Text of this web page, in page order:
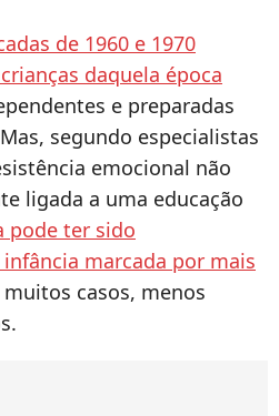
de 1960 e 1970
daquela época
e preparadas
segundo especialistas
emocional não
ligada a uma educação
pode ter sido
marcada por mais
casos, menos